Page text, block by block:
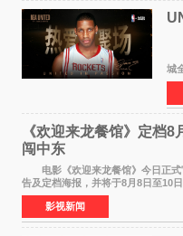
城
爱
州
《欢迎来龙餐馆》定档
闯中东
电影《欢迎来龙餐馆》今日正式
告及定档海报，并将于8月8日至10
食大片，影片讲述的是中国厨师徐福
影视新闻